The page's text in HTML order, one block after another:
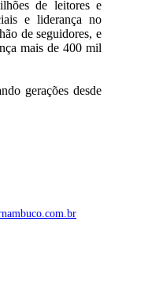
de leitores e
e liderança no
de seguidores, e
mais de 400 mil
gerações desde